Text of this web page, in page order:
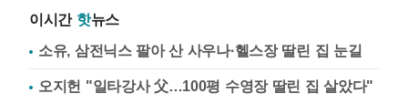
이시간 핫뉴스
소유, 삼전닉스 팔아 산 사우나·헬스장 딸린 집 눈길
오지헌 "일타강사 父…100평 수영장 딸린 집 살았다"